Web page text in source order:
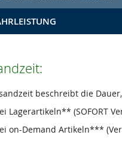
beschreibt die
Lagerartikeln** (SOFORT
on-Demand Artikeln***